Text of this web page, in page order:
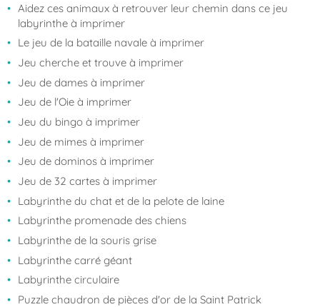
Aidez ces animaux à retrouver leur chemin dans ce jeu
labyrinthe à imprimer
Le jeu de la bataille navale à imprimer
Jeu cherche et trouve à imprimer
Jeu de dames à imprimer
Jeu de l'Oie à imprimer
Jeu du bingo à imprimer
Jeu de mimes à imprimer
Jeu de dominos à imprimer
Jeu de 32 cartes à imprimer
Labyrinthe du chat et de la pelote de laine
Labyrinthe promenade des chiens
Labyrinthe de la souris grise
Labyrinthe carré géant
Labyrinthe circulaire
Puzzle chaudron de pièces d'or de la Saint Patrick